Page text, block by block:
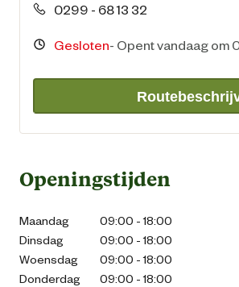
0299 - 68 13 32
Gesloten- Opent vandaag om
Openingstijden
Maandag
09:00 - 18:00
Dinsdag
09:00 - 18:00
Woensdag
09:00 - 18:00
Donderdag
09:00 - 18:00